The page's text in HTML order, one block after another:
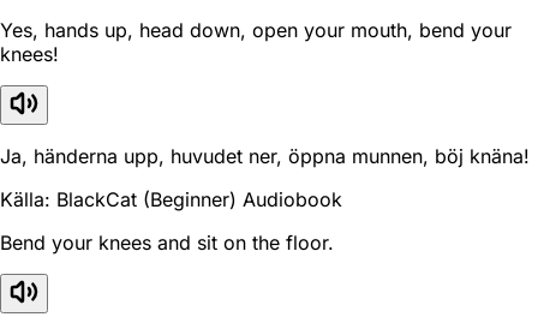
Yes, hands up, head down, open your mouth, bend your
knees!
Ja, händerna upp, huvudet ner, öppna munnen, böj knäna!
Källa: BlackCat (Beginner) Audiobook
Bend your knees and sit on the floor.